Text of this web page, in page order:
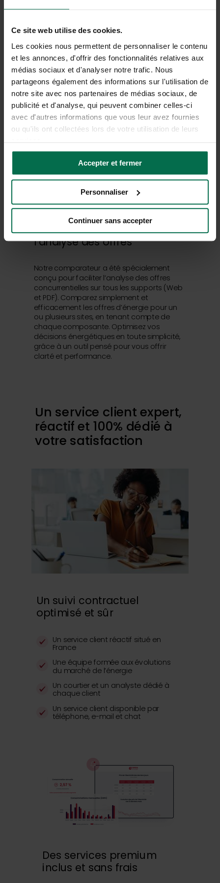
Ce site web utilise des cookies.
Les cookies nous permettent de personnaliser le contenu
et les annonces, d'offrir des fonctionnalités relatives aux
médias sociaux et d'analyser notre trafic. Nous
partageons également des informations sur l'utilisation de
notre site avec nos partenaires de médias sociaux, de
publicité et d'analyse, qui peuvent combiner celles-ci
avec d'autres informations que vous leur avez fournies
ou qu'ils ont collectées lors de votre utilisation de leurs
services.
Accepter et fermer
Personnaliser
Continuer sans accepter
Simplifiez vos décisions et maximisez vos
Un service client expert,
réactif et 100% dédié à
votre satisfaction
Un suivi contractuel
optimisé et sûr
Un service client réactif situé en
France
Une équipe formée aux évolutions
du marché de l’énergie
Un courtier et un analyste dédié à
chaque client
Un service client disponible par
téléphone, e-mail et chat
Des services premium
inclus et sans frais
Une interface intuitive et
pédagogique pour faciliter
l’analyse des offres
Notre comparateur a été spécialement
conçu pour faciliter l’analyse des offres
concurrentielles sur tous les supports (Web
et PDF). Comparez simplement et
efficacement les offres d’énergie pour un
ou plusieurs sites, en tenant compte de
chaque composante. Optimisez vos
décisions énergétiques en toute simplicité,
grâce à un outil pensé pour vous offrir
clarté et performance.